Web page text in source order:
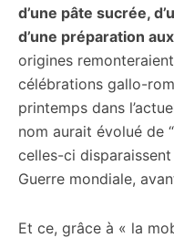
d’une pâte sucrée,
d’une préparation
origines
célébrations gallo-
printemps dans
nom aurait évolué de
celles-ci
Guerre mondiale,
Et ce, grâce à « la